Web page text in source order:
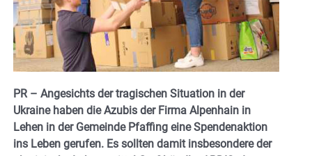
PR – Angesichts der tragischen Situation in der
Ukraine haben die Azubis der Firma Alpenhain in
Lehen in der Gemeinde Pfaffing eine Spendenaktion
ins Leben gerufen. Es sollten damit insbesondere der